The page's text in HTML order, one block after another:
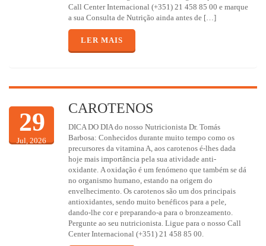
Call Center Internacional (+351) 21 458 85 00 e marque
a sua Consulta de Nutrição ainda antes de […]
LER MAIS
29
Jul, 2026
CAROTENOS
DICA DO DIA do nosso Nutricionista Dr. Tomás
Barbosa: Conhecidos durante muito tempo como os
precursores da vitamina A, aos carotenos é-lhes dada
hoje mais importância pela sua atividade anti-
oxidante. A oxidação é um fenómeno que também se dá
no organismo humano, estando na origem do
envelhecimento. Os carotenos são um dos principais
antioxidantes, sendo muito benéficos para a pele,
dando-lhe cor e preparando-a para o bronzeamento.
Pergunte ao seu nutricionista. Ligue para o nosso Call
Center Internacional (+351) 21 458 85 00.